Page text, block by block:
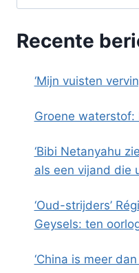
Recente
‘Mijn vuisten
Groene waterstof:
‘Bibi Netanyahu
als een vijand die
‘Oud-strijders’
Geysels: ten
‘China is meer dan